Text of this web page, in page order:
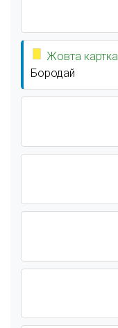
Жовта картка
Бородай